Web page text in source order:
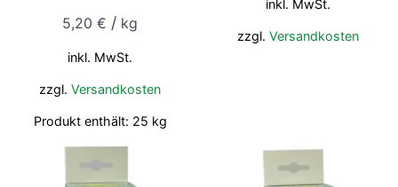
5,20€ / kg
inkl. MwSt.
zzgl.Versandkosten
Produkt enthält: 25 kg
inkl. MwSt.
zzgl. Versandkosten